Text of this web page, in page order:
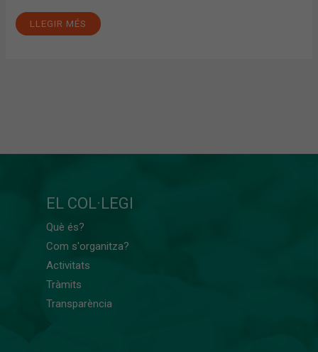
LLEGIR MÉS
EL COL·LEGI
Què és?
Com s'organitza?
Activitats
Tràmits
Transparència